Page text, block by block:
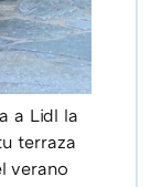
a Lidl la
terraza
verano